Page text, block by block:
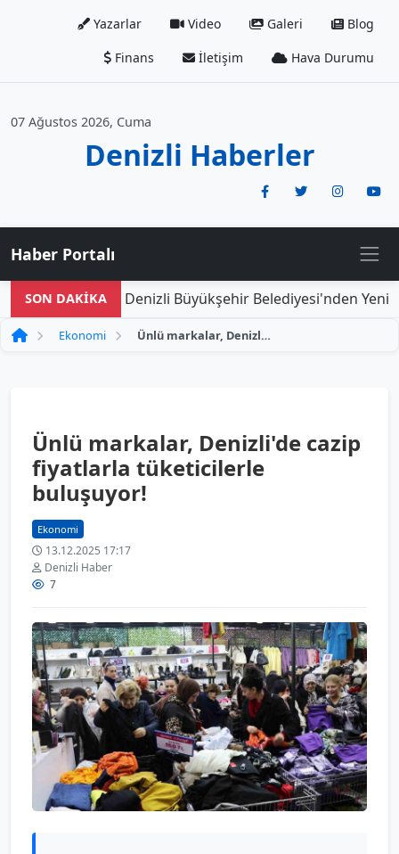
Yazarlar Video Galeri
Blog
Finans
İletişim Hava Durumu
07 Ağustos 2026, Cuma
Denizli Haberler
Haber Portalı
SON DAKİKA Denizli Büyükşehir Belediyesi'nden Yeni
Ekonomi Ünlü markalar, Denizli'de cazip fiyatlarla tüketicilerle buluşuyor!
Ünlü markalar, Denizli'de cazip
fiyatlarla tüketicilerle
buluşuyor!
Ekonomi
13.12.2025 17:17
Denizli Haber
7